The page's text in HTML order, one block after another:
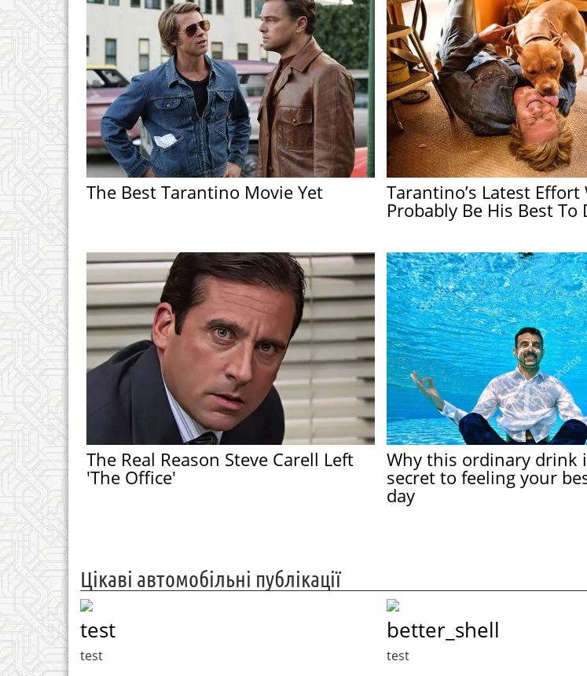
The Best Tarantino Movie Yet Tarantino’s Latest Effort
Probably Be His Best To
The Real Reason Steve Carell Left
'The Office'
Why this ordinary drink
secret to feeling your
day
Цікаві автомобільні публікації
test
test
better_shell
test